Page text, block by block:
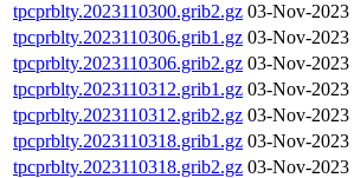
tpcprblty.2023110300.grib2.gz 03-Nov-2023
tpcprblty.2023110306.grib1.gz 03-Nov-2023
tpcprblty.2023110306.grib2.gz 03-Nov-2023
tpcprblty.2023110312.grib1.gz 03-Nov-2023
tpcprblty.2023110312.grib2.gz 03-Nov-2023
tpcprblty.2023110318.grib1.gz 03-Nov-2023
tpcprblty.2023110318.grib2.gz 03-Nov-2023